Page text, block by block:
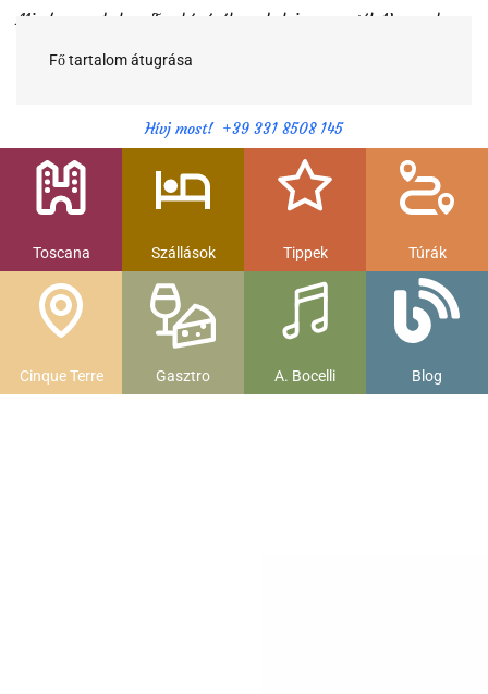
Fő tartalom átugrása
Minden egy helyen Toszkánáról egy helyi magyartól. Nemcsak a
és gasztronomia....
Hívj most! +39 331 8508 145
Toscana Szállások Tippek Túrák
Cinque Terre Gasztro A. Bocelli Blog